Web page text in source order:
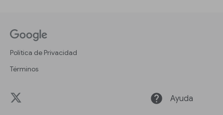
Política de Privacidad
Términos
help Ayuda